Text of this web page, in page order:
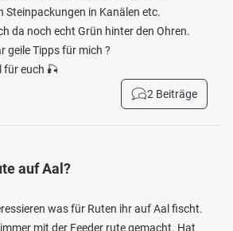
Steinpackungen in Kanälen etc.
da noch echt Grün hinter den Ohren.
geile Tipps für mich ?
für euch 🎣
2 Beiträge
auf Aal?
was für Ruten ihr auf Aal fischt.
mit der Feeder rute gemacht. Hat